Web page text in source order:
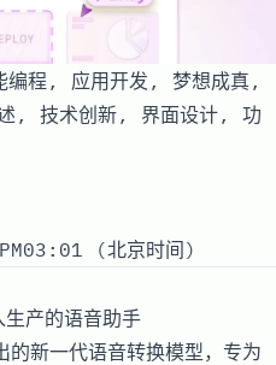
程, 应用开发, 梦想成真,
, 技术创新, 界面设计, 功
(北京时间)
生产的语音助手
新一代语音转换模型，专为